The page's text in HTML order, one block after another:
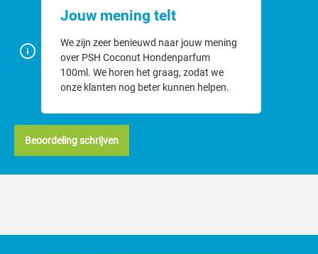
Gebruik
Gebruiksaanwijzing: Direct op de vacht aanbrengen. Niet
uitspoelen. Voor ideale werking; gebruik in combinatie met
Hard Coconut Shampoo.
Vrij van parabenen, siliconen, kleurstoffen en Kathon (mild
voor huid en vacht).
Tip: bij aanhoudende huidklachten of extreme jeuk: overleg met je
Jouw mening telt
We zijn zeer benieuwd naar jouw mening
over PSH Coconut Hondenparfum
100ml. We horen het graag, zodat we
onze klanten nog beter kunnen helpen.
Beoordeling schrijven